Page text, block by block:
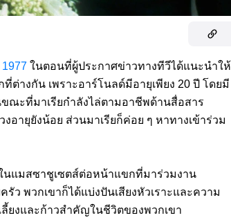
1977 ในตอนที่ผู้ประกาศข่าวทางทีวีได้แนะนำให้
างกัน เพราะอาร์โนลด์มีอายุเพียง 20 ปี โดยมี
ขณะที่มาเรียกำลังไล่ตามอาชีพด้านสื่อสาร
ายุยังน้อย ส่วนมาเรียก็ค่อย ๆ หาทางเข้าร่วม
นแมสซาชูเซตส์ต่อหน้าแขกที่มาร่วมงาน
พวกเขาก็ได้แบ่งปันเสียงหัวเราะและความ
ยงและก้าวสำคัญในชีวิตของพวกเขา